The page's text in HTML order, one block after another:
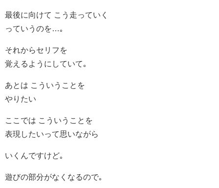
最後に向けて こう走っていく
っていうのを…｡
それからセリフを
覚えるようにしていて｡
あとは こういうことを
やりたい
ここでは こういうことを
表現したいって思いながら
いくんですけど｡
遊びの部分がなくなるので｡